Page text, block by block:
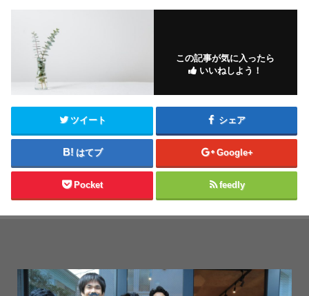
この記事が気に入ったら
いいねしよう！
ツイート シェア
はてブ Google+
Pocket feedly